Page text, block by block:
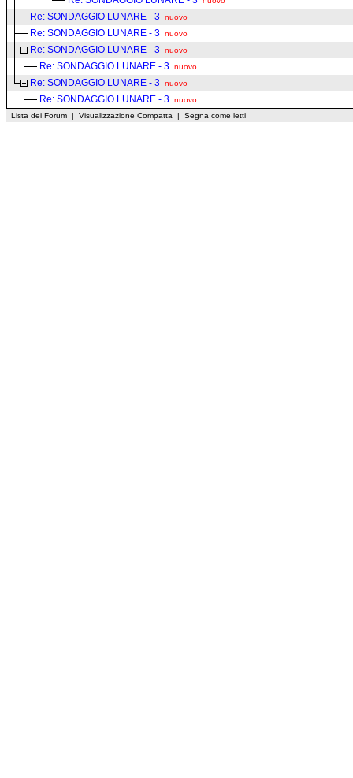
Re: SONDAGGIO LUNARE - 3 nuovo
Re: SONDAGGIO LUNARE - 3 nuovo
Re: SONDAGGIO LUNARE - 3 nuovo
Re: SONDAGGIO LUNARE - 3 nuovo
Re: SONDAGGIO LUNARE - 3 nuovo
Re: SONDAGGIO LUNARE - 3 nuovo
Lista dei Forum | Visualizzazione Compatta | Segna come letti